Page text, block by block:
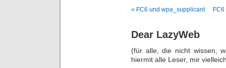
« FC6 und wpa_supplicant
Dear LazyWeb
(für alle, die nicht wissen,
hiermit alle Leser, mir